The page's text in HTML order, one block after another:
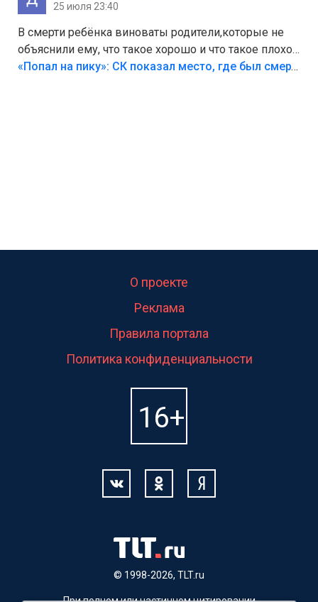
25 июля 23:40
В смерти ребёнка виноваты родители,которые не
объяснили ему, что такое хорошо и что такое плохо!
Лезть через такой забор,верх безумия,есть же
«Попал на пику»: СК показал место, где был смертельно травмирован ребенок в Тольятти
© 1998-2026, TLT.ru
О проекте
Реклама
Правила портала
Политика конфиденциальности